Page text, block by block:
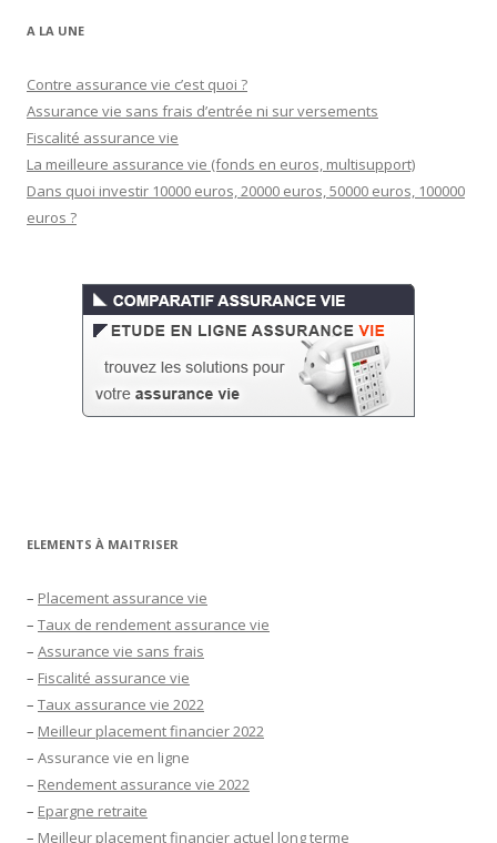
A LA UNE
Contre assurance vie c’est quoi ?
Assurance vie sans frais d’entrée ni sur versements
Fiscalité assurance vie
La meilleure assurance vie (fonds en euros, multisupport)
Dans quoi investir 10000 euros, 20000 euros, 50000 euros, 100000
euros ?
ELEMENTS À MAITRISER
– Placement assurance vie
– Taux de rendement assurance vie
– Assurance vie sans frais
– Fiscalité assurance vie
– Taux assurance vie 2022
– Meilleur placement financier 2022
– Assurance vie en ligne
– Rendement assurance vie 2022
– Epargne retraite
– Meilleur placement financier actuel long terme